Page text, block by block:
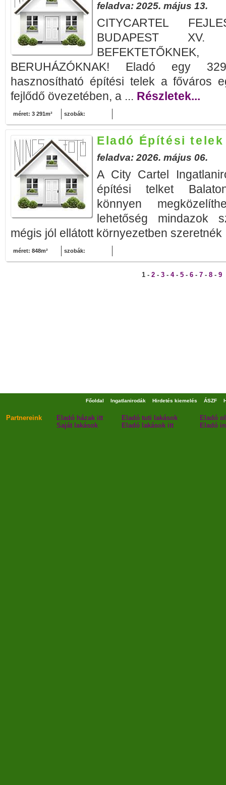
feladva: 2025. május 13.
CITYCARTEL
BUDAPEST XV.
BEFEKTETŐKNEK,
BERUHÁZÓKNAK! Eladó egy
hasznosítható építési telek a főváros
fejlődő övezetében, a ... Részletek...
méret: 3 291m² szobák:
Eladó Építési
feladva: 2026. május 06.
A City Cartel
építési telket
könnyen
lehetőség mindazok
mégis jól ellátott környezetben
méret: 848m² szobák:
1 - 2- 3- 4- 5- 6- 7- 8- 9
Főoldal Ingatlanirodák Hirdetés kiemelés ÁSZF
Partnereink Eladó házak itt Eladó tuti lakások
Eladó
Saját lakások
Eladó lakások itt Eladó